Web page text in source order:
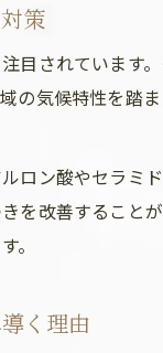
策
目されています
の気候特性を踏
ロン酸やセラミ
を改善すること
。
く理由